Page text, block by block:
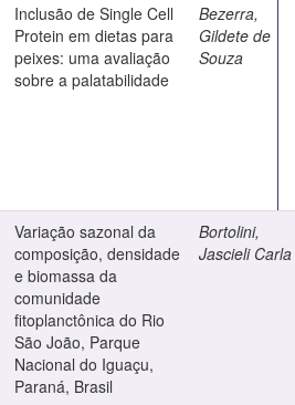
Inclusão de Single Cell
Protein em dietas para
peixes: uma avaliação
sobre a palatabilidade
Bezerra,
Gildete de
Souza
Variação sazonal da
composição, densidade
e biomassa da
comunidade
fitoplanctônica do Rio
São João, Parque
Nacional do Iguaçu,
Paraná, Brasil
Bortolini,
Jascieli Carla